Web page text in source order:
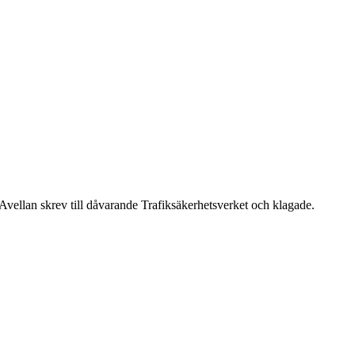
skrev till dåvarande Trafiksäkerhetsverket och klagade.